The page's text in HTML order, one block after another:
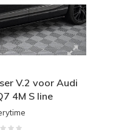
V.2 voor Audi
4M S line